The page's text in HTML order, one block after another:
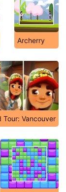
Archerry
Tour: Vancouver